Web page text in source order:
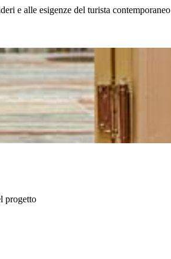
e alle esigenze del turista contemporaneo
progetto